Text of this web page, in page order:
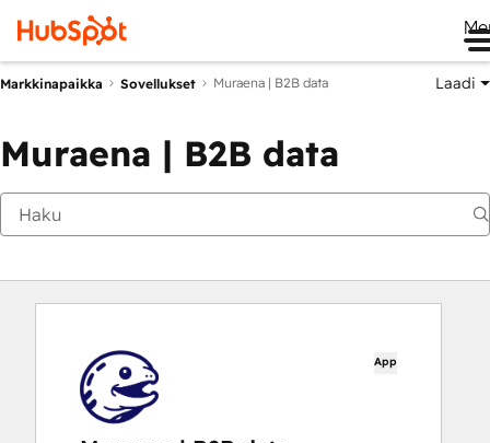
Markkinapaikka Sovellukset Muraena | B2B data Laadi
Muraena | B2B data
App